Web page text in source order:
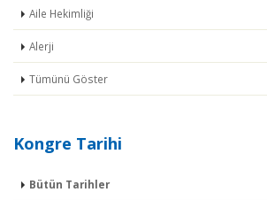
Aile Hekimliği
Alerji
Tümünü Göster
Kongre Tarihi
Bütün Tarihler